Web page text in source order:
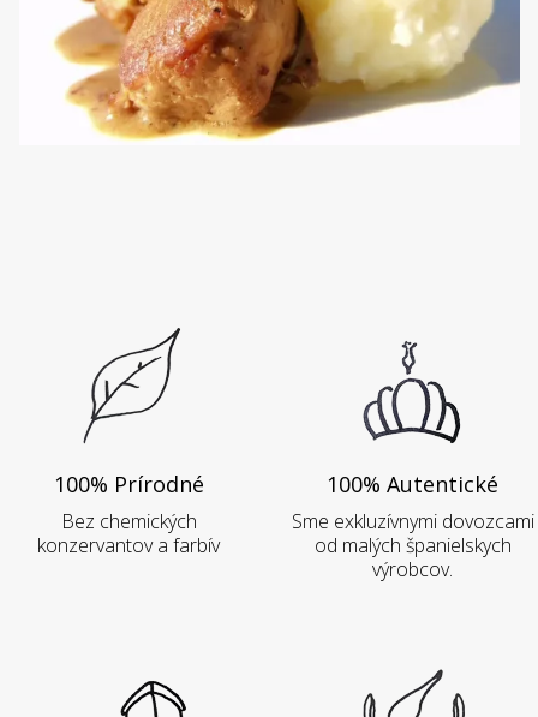
100% Prírodné
Bez chemických
konzervantov a farbív
100% Autentické
Sme exkluzívnymi dovozcami
od malých španielskych
výrobcov.